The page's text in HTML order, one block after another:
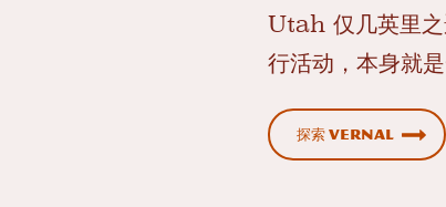
Utah 仅几英里之
行活动，本身就
探索 Vernal